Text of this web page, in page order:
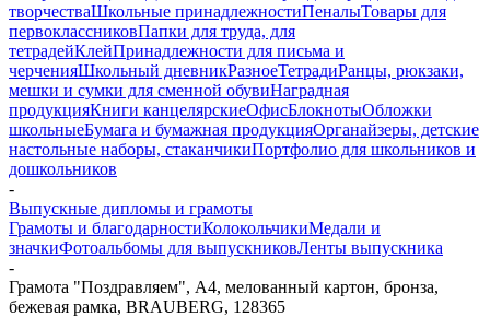
творчестваШкольные принадлежностиПеналыТовары для
первоклассниковПапки для труда, для
тетрадейКлейПринадлежности для письма и
черченияШкольный дневникРазноеТетрадиРанцы, рюкзаки,
мешки и сумки для сменной обувиНаградная
продукцияКниги канцелярскиеОфисБлокнотыОбложки
школьныеБумага и бумажная продукцияОрганайзеры, детские
настольные наборы, стаканчикиПортфолио для школьников и
дошкольников
-
Выпускные дипломы и грамоты
Грамоты и благодарностиКолокольчикиМедали и
значкиФотоальбомы для выпускниковЛенты выпускника
-
Грамота "Поздравляем", А4, мелованный картон, бронза,
бежевая рамка, BRAUBERG, 128365